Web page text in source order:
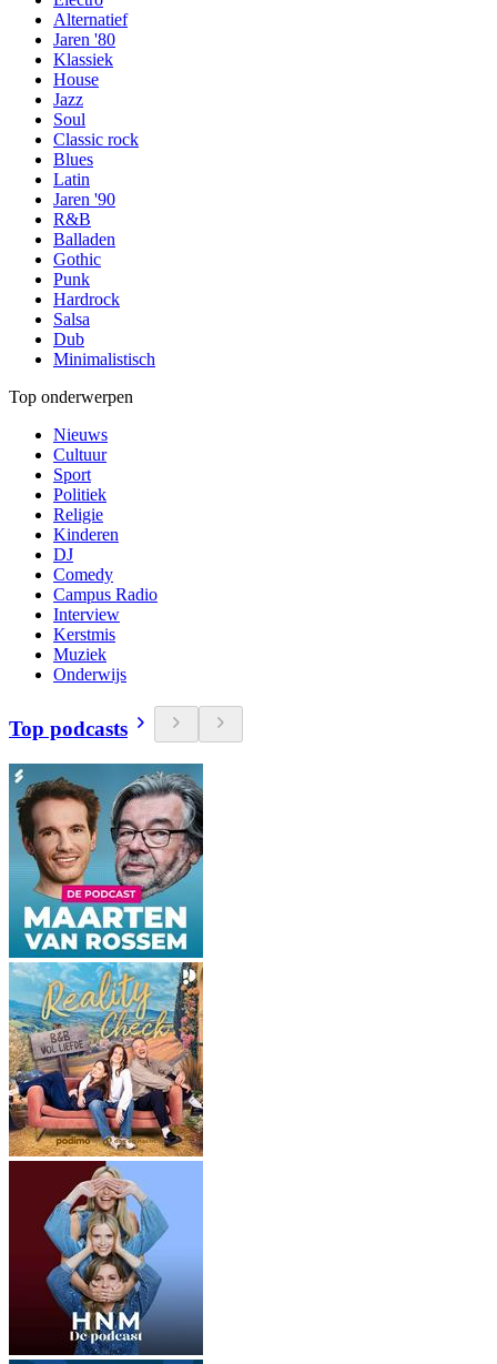
Alternatief
Jaren '80
Klassiek
House
Jazz
Soul
Classic rock
Blues
Latin
Jaren '90
R&B
Balladen
Gothic
Punk
Hardrock
Salsa
Dub
Minimalistisch
Top onderwerpen
Nieuws
Cultuur
Sport
Politiek
Religie
Kinderen
DJ
Comedy
Campus Radio
Interview
Kerstmis
Muziek
Onderwijs
Top podcasts